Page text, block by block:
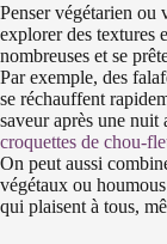
Penser végétarien ou
explorer des textures
nombreuses et se
Par exemple, des
se réchauffent
saveur après une nuit
croquettes de chou-
On peut aussi
végétaux ou
qui plaisent à tous,